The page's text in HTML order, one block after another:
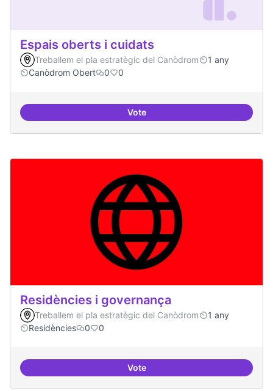
Espais oberts i cuidats
Treballem el pla estratègic del Canòdrom
1 any
Canòdrom Obert
0 0
VoteEspais oberts i cuidats
Residències i governança
Treballem el pla estratègic del Canòdrom
1 any
Residències
0 0
VoteResidències i governança